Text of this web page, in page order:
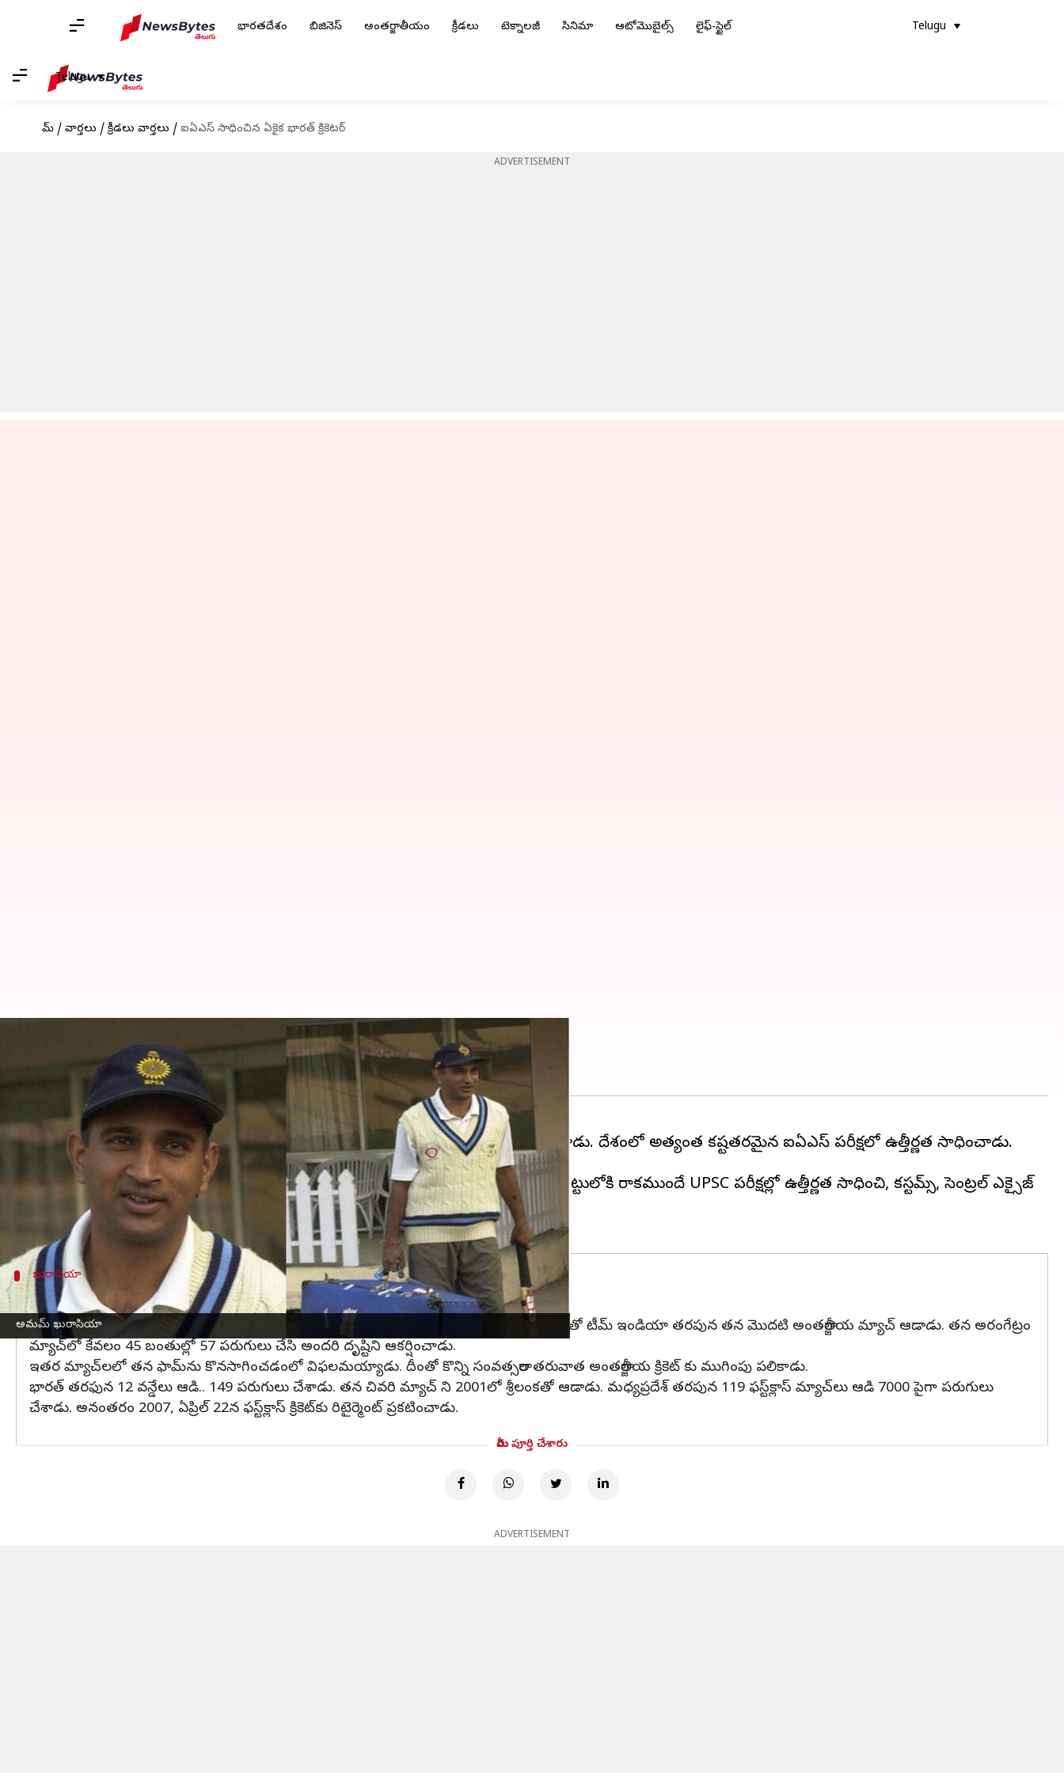
భారతదేశం బిజినెస్ అంతర్జాతీయం క్రీడలు టెక్నాలజీ సినిమా ఆటోమొబైల్స్ లైఫ్-స్టైల్ Telugu
Telugu
హోమ్ / వార్తలు / క్రీడలు వార్తలు / ఐఏఎస్ సాధించిన ఏకైక భారత్ క్రికెటర్
ADVERTISEMENT
అమమ్ ఖురాసియా
ఐఏఎస్ సాధించిన ఏకైక భారత్ క్రికెటర్
Dec 27, 2022 06:02 pm
ఈ వార్తాకథనం ఏంటి
భారత జట్టులో ఓ గ్రేట్ క్రికెటర్ ఉన్నాడు ఆతను ఆట, చదువు రెండింటిలోనూ విజయం సాధించాడు. దేశంలో అత్యంత కష్టతరమైన ఐఏఎస్ పరీక్షలో ఉత్తీర్ణత సాధించాడు.
అనంతరం భారత జట్టులో చేరాడు. ఈ ఆటగాడి పేరు అమయ్ ఖురాసియా.
మధ్యప్రదేశ్ కు చెందిన భారత్ మాజీ బ్యాట్స్ మెన్ అమయ్ కురాసియా 1972లో జన్మించాడు. జట్టులోకి రాకముందే UPSC పరీక్షల్లో ఉత్తీర్ణత సాధించి, కస్టమ్స్, సెంట్రల్ ఎక్సైజ్
డిపార్ట్ మెంట్ లో ఉద్యోగం చేశాడు.
ఖురాసియా
17 సంవత్సరాల వయస్సులో అరంగేట్రం
ఖురాసియా 17 సంవత్సరాల వయస్సులో ఫస్ట్-క్లాస్ క్రికెట్ అరంగేట్రం చేశాడు. 1999లో పెప్సీ కప్‌లో శ్రీలంకతో టీమ్ ఇండియా తరపున తన మొదటి అంతర్జాతీయ మ్యాచ్ ఆడాడు. తన అరంగేట్రం
మ్యాచ్‌లో కేవలం 45 బంతుల్లో 57 పరుగులు చేసి అందరి దృష్టిని ఆకర్షించాడు.
ఇతర మ్యాచ్‌లలో తన ఫామ్‌ను కొనసాగించడంలో విఫలమయ్యాడు. దీంతో కొన్ని సంవత్సరాల తరువాత అంతర్జాతీయ క్రికెట్ కు ముగింపు పలికాడు.
భారత్ తరఫున 12 వన్డేలు ఆడి.. 149 పరుగులు చేశాడు. తన చివరి మ్యాచ్ ని 2001లో శ్రీలంకతో ఆడాడు. మధ్యప్రదేశ్ తరపున 119 ఫస్ట్‌క్లాస్ మ్యాచ్‌లు ఆడి 7000 పైగా పరుగులు
చేశాడు. అనంతరం 2007, ఏప్రిల్ 22న ఫస్ట్‌క్లాస్ క్రికెట్‌కు రిటైర్మెంట్ ప్రకటించాడు.
మీరు పూర్తి చేశారు
ADVERTISEMENT